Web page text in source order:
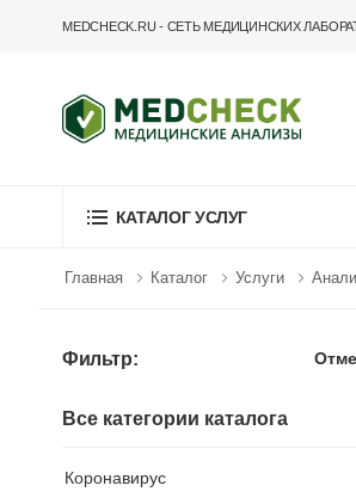
MEDCHECK.RU - СЕТЬ МЕДИЦИНСКИХ
КАТАЛОГ УСЛУГ
Главная Каталог Услуги
Фильтр:
Все категории каталога
Коронавирус